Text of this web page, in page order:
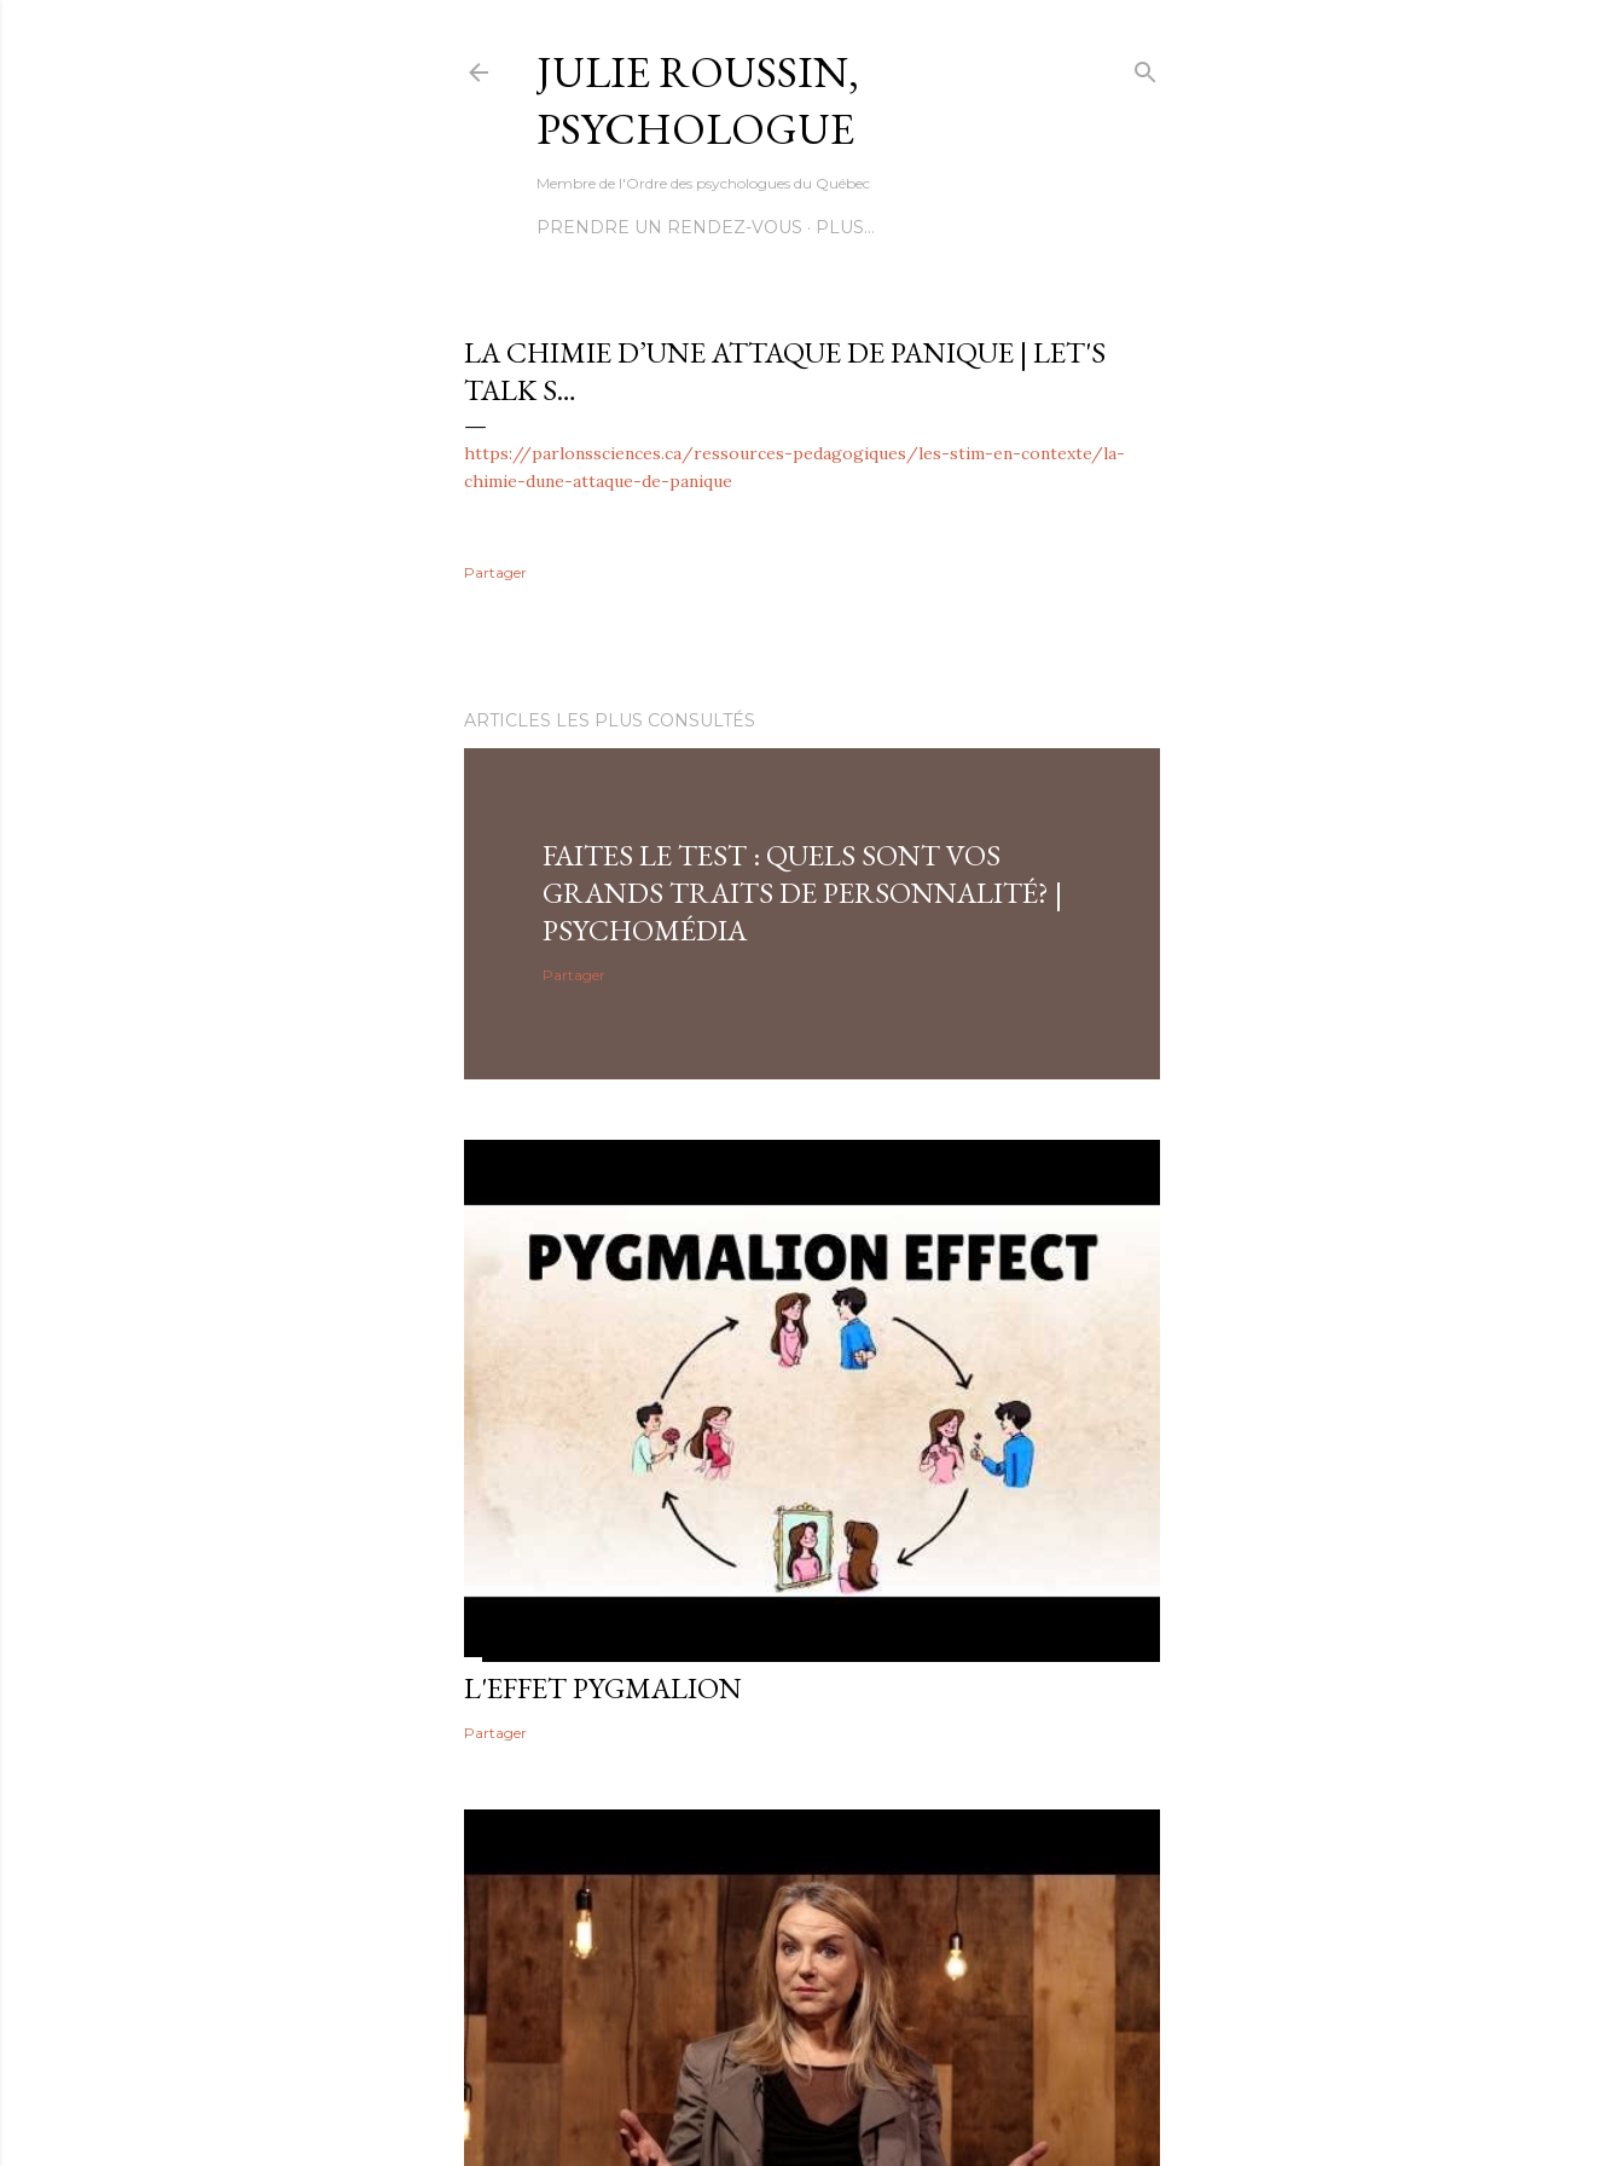
JULIE ROUSSIN,
PSYCHOLOGUE
Membre de l'Ordre des psychologues du Québec
PRENDRE UN RENDEZ-VOUS PLUS…
LA CHIMIE D’UNE ATTAQUE DE PANIQUE | LET'S
TALK S…
https://parlonssciences.ca/ressources-pedagogiques/les-stim-en-contexte/la-
chimie-dune-attaque-de-panique
Partager
ARTICLES LES PLUS CONSULTÉS
FAITES LE TEST : QUELS SONT VOS
GRANDS TRAITS DE PERSONNALITÉ? |
PSYCHOMÉDIA
Partager
L'EFFET PYGMALION
Partager